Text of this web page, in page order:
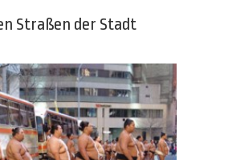
Straßen der Stadt